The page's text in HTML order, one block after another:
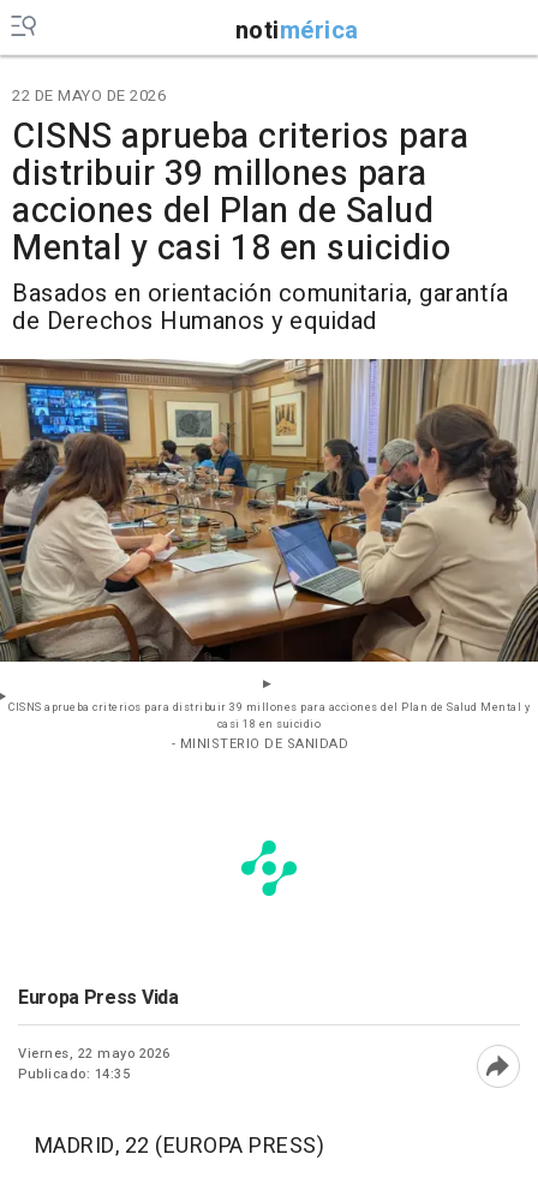
notimérica
22 DE MAYO DE 2026
CISNS aprueba criterios para
distribuir 39 millones para
acciones del Plan de Salud
Mental y casi 18 en suicidio
Basados en orientación comunitaria, garantía
de Derechos Humanos y equidad
CISNS aprueba criterios para distribuir 39 millones para acciones del Plan de Salud Mental y
casi 18 en suicidio
- MINISTERIO DE SANIDAD
Europa Press Vida
Viernes, 22 mayo 2026
Publicado: 14:35
MADRID, 22 (EUROPA PRESS)